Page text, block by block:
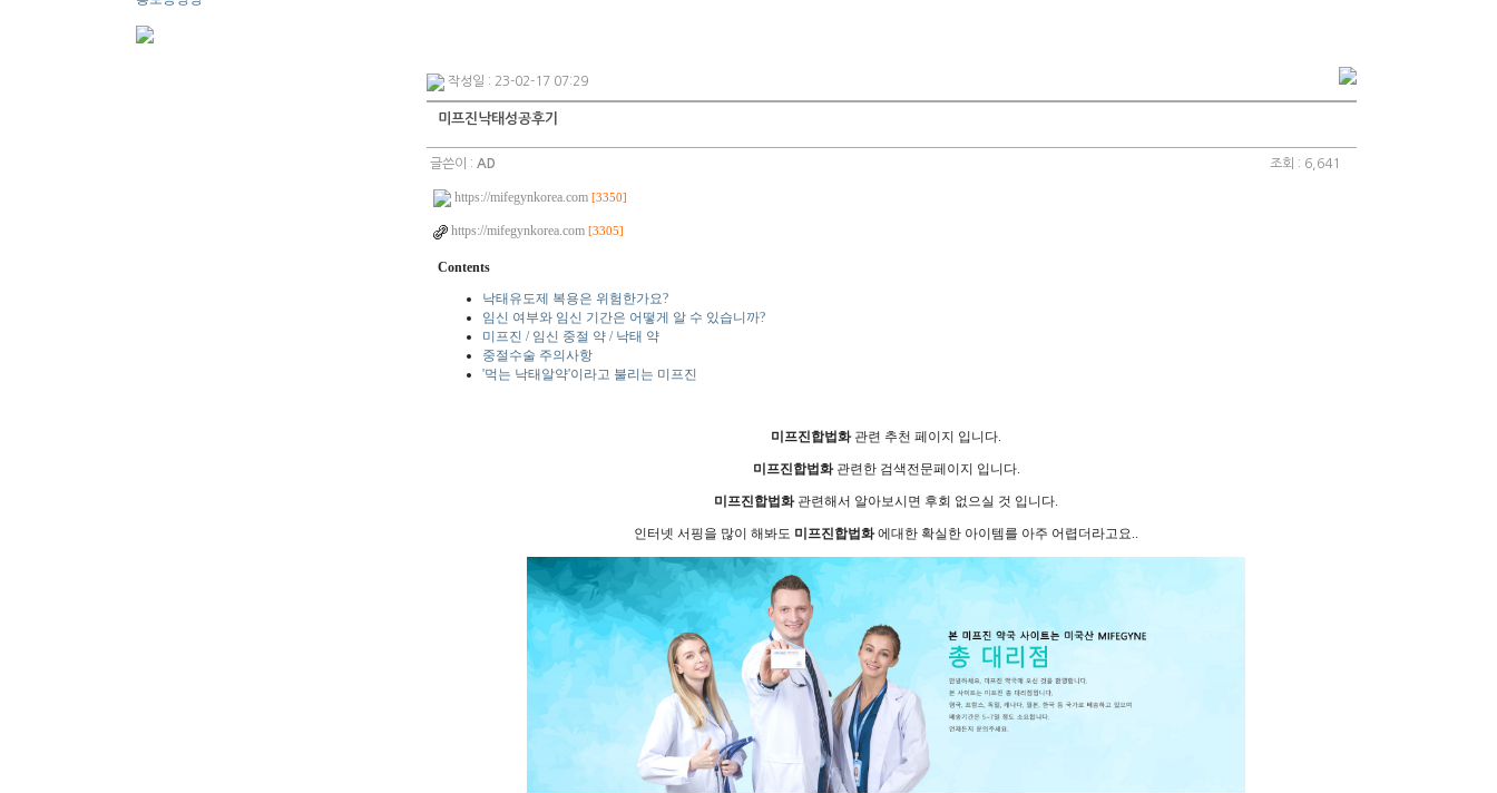
작성일 : 23-02-17 07:29
미프진낙태성공후기
글쓴이 : AD 조회 : 6,641
https://mifegynkorea.com [3350]
https://mifegynkorea.com [3305]
Contents
낙태유도제 복용은 위험한가요?
임신 여부와 임신 기간은 어떻게 알 수 있습니까?
미프진 / 임신 중절 약 / 낙태 약
중절수술 주의사항
'먹는 낙태알약'이라고 불리는 미프진
미프진합법화관련 추천 페이지 입니다.
미프진합법화관련한 검색전문페이지 입니다.
미프진합법화관련해서 알아보시면 후회 없으실 것 입니다.
인터넷 서핑을 많이 해봐도 미프진합법화에대한 확실한 아이템를 아주 어렵더라고요..